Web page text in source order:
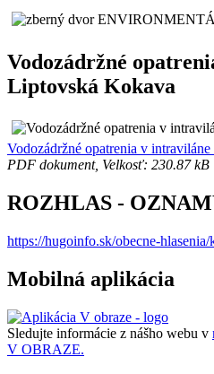
Vodozádržné
Liptovská Kokava
Vodozádržné opatrenia v
PDF dokument, Velkosť: 230.87 kB
ROZHLAS -
https://hugoinfo.sk/obecne-
Mobilná aplikácia
Sledujte informácie z nášho webu v
V OBRAZE.